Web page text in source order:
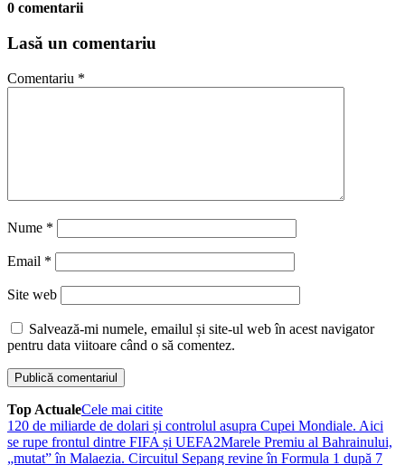
0 comentarii
Lasă un comentariu
Comentariu *
Nume *
Email *
Site web
Salvează-mi numele, emailul și site-ul web în acest navigator
pentru data viitoare când o să comentez.
Top ActualeCele mai citite
1 20 de miliarde de dolari și controlul asupra Cupei Mondiale. Aici
se rupe frontul dintre FIFA și UEFA2Marele Premiu al Bahrainului,
„mutat” în Malaezia. Circuitul Sepang revine în Formula 1 după 7